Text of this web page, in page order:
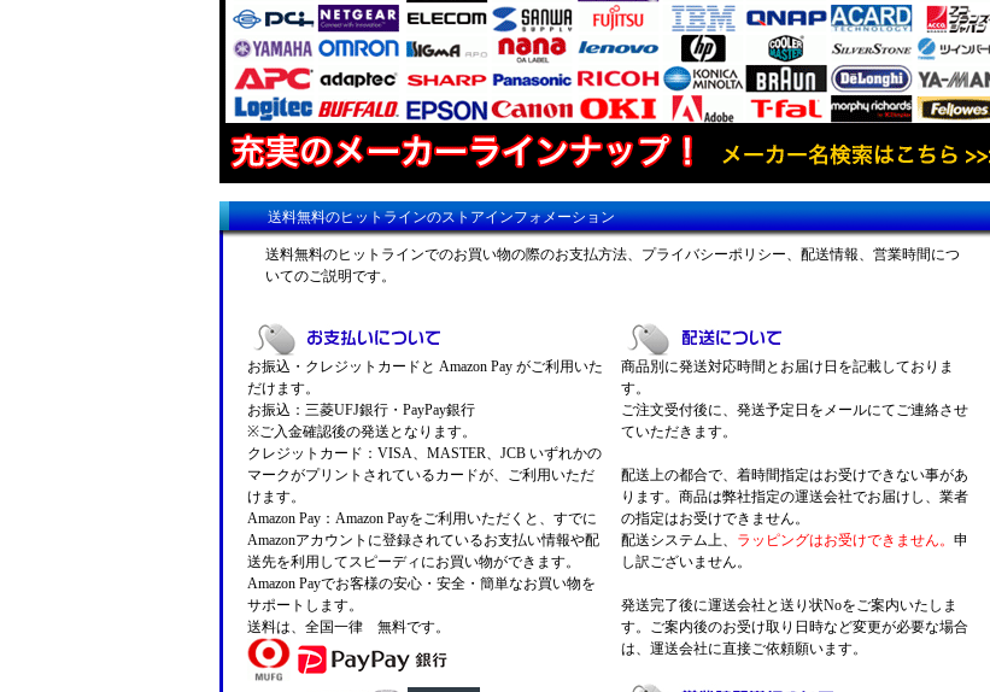
送料無料のヒットラインのストアインフォメーション
送料無料のヒットラインでのお買い物の際のお支払方法、プライバシーポリシー、配送情報、営業時間につ
いてのご説明です。
お振込・クレジットカードと Amazon Pay がご利用いた
だけます。
お振込：三菱UFJ銀行・PayPay銀行
※ご入金確認後の発送となります。
クレジットカード：VISA、MASTER、JCB いずれかの
マークがプリントされているカードが、ご利用いただ
けます。
Amazon Pay：Amazon Payをご利用いただくと、すでに
Amazonアカウントに登録されているお支払い情報や配
送先を利用してスピーディにお買い物ができます。
Amazon Payでお客様の安心・安全・簡単なお買い物を
サポートします。
送料は、全国一律 無料です。
商品別に発送対応時間とお届け日を記載しておりま
す。
ご注文受付後に、発送予定日をメールにてご連絡させ
ていただきます。
配送上の都合で、着時間指定はお受けできない事があ
ります。商品は弊社指定の運送会社でお届けし、業者
の指定はお受けできません。
配送システム上、
ラッピングはお受けできません。 申
し訳ございません。
発送完了後に運送会社と送り状Noをご案内いたしま
す。ご案内後のお受け取り日時など変更が必要な場合
は、運送会社に直接ご依頼願います。